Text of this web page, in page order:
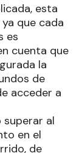
esta
que cada
es
cuenta que
la
de
acceder a
al
en el
de